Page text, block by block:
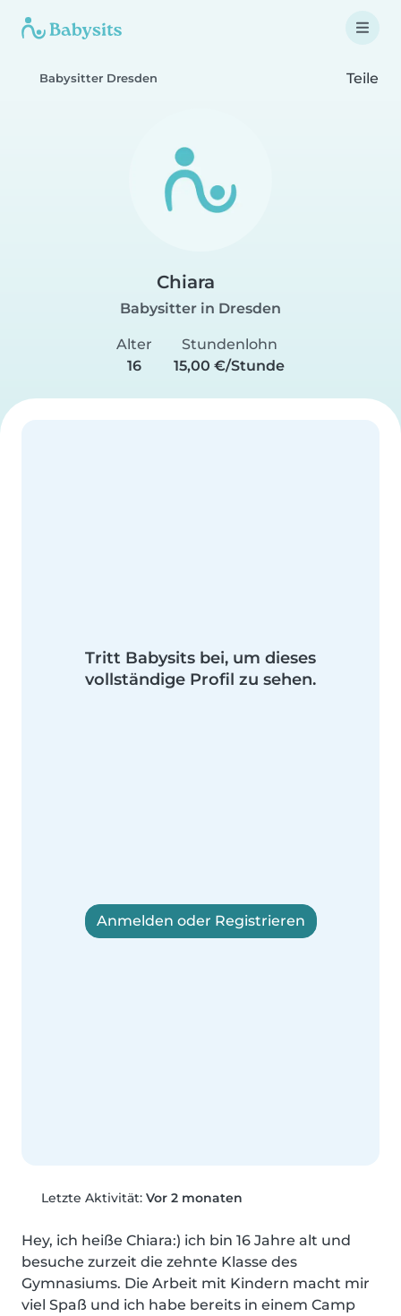
Babysitter Dresden Teile
Chiara
Babysitter in Dresden
Alter
16
Stundenlohn
15,00 €/Stunde
Tritt Babysits bei, um dieses
vollständige Profil zu sehen.
Anmelden oder Registrieren
Letzte Aktivität: Vor 2 monaten
Hey, ich heiße Chiara:) ich bin 16 Jahre alt und
besuche zurzeit die zehnte Klasse des
Gymnasiums. Die Arbeit mit Kindern macht mir
viel Spaß und ich habe bereits in einem Camp